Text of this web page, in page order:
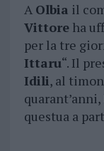
A Olbia il
Vittoreha
per la tre
Ittaru“. Il
Idili, al
questua a